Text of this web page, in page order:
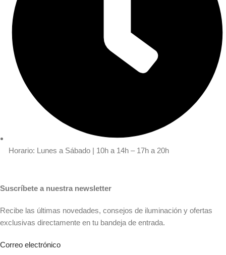
Horario: Lunes a Sábado | 10h a 14h – 17h a 20h
Suscríbete a nuestra newsletter
Recibe las últimas novedades, consejos de iluminación y ofertas
exclusivas directamente en tu bandeja de entrada.
Correo electrónico